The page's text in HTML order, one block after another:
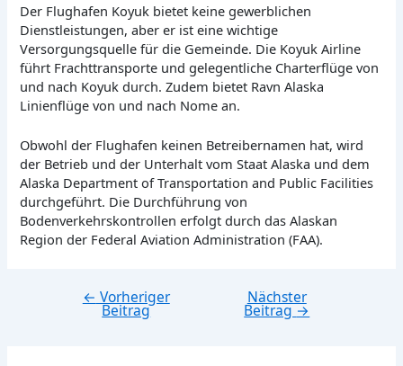
Der Flughafen Koyuk bietet keine gewerblichen
Dienstleistungen, aber er ist eine wichtige
Versorgungsquelle für die Gemeinde. Die Koyuk Airline
führt Frachttransporte und gelegentliche Charterflüge von
und nach Koyuk durch. Zudem bietet Ravn Alaska
Linienflüge von und nach Nome an.
Obwohl der Flughafen keinen Betreibernamen hat, wird
der Betrieb und der Unterhalt vom Staat Alaska und dem
Alaska Department of Transportation and Public Facilities
durchgeführt. Die Durchführung von
Bodenverkehrskontrollen erfolgt durch das Alaskan
Region der Federal Aviation Administration (FAA).
Beitragsnavigation
← Vorheriger
Beitrag
Nächster
Beitrag→